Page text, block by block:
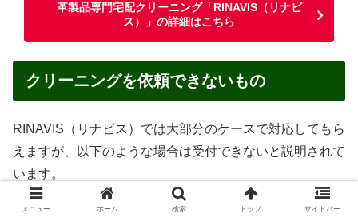
革製品専門宅配クリーニング「RINAVIS（リナビ
ス）」の詳細はこちら
クリーニングを依頼できないもの
RINAVIS（リナビス）では大部分のケースで対応してもら
えますが、以下のような場合は受付できないと説明されて
います。
汚物・嘔吐物がついたままのもの
メニュー ホーム 検索 トップ サイドバー